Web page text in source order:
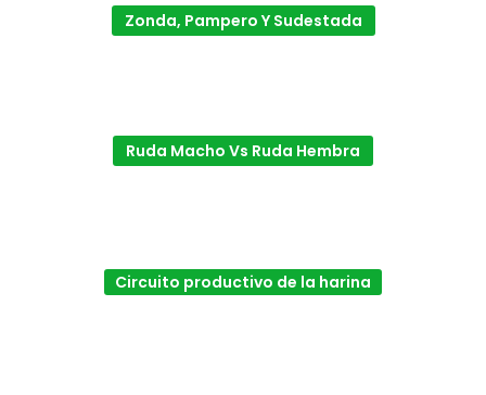
Zonda, Pampero Y Sudestada
Ruda Macho Vs Ruda Hembra
Circuito productivo de la harina